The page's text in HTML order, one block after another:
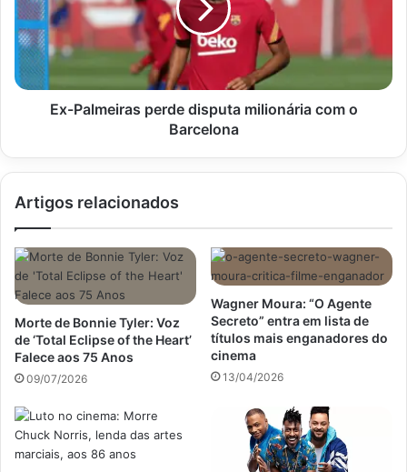
milionária
com
o
Barcelona
Ex-Palmeiras perde disputa milionária com o
Barcelona
Artigos relacionados
Morte de Bonnie Tyler: Voz
de ‘Total Eclipse of the Heart’
Falece aos 75 Anos
09/07/2026
Wagner Moura: “O Agente
Secreto” entra em lista de
títulos mais enganadores do
cinema
13/04/2026